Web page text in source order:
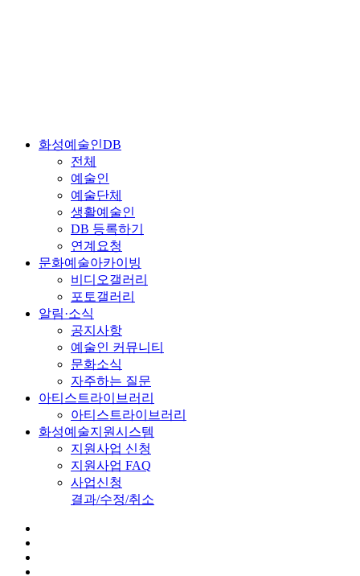
화성예술인DB
전체
예술인
예술단체
생활예술인
DB 등록하기
연계요청
문화예술아카이빙
비디오갤러리
포토갤러리
알림·소식
공지사항
예술인 커뮤니티
문화소식
자주하는 질문
아티스트라이브러리
아티스트라이브러리
화성예술지원시스템
지원사업 신청
지원사업 FAQ
사업신청
결과/수정/취소